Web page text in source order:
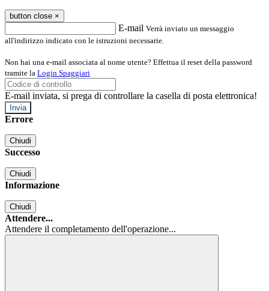
button close ×
E-mail Verrà inviato un messaggio
all'indirizzo indicato con le istruzioni necessarie.
Non hai una e-mail associata al nome utente? Effettua il reset della password
tramite la Login Spaggiari
E-mail inviata, si prega di controllare la casella di posta elettronica!
Errore
Chiudi
Successo
Chiudi
Informazione
Chiudi
Attendere...
Attendere il completamento dell'operazione...